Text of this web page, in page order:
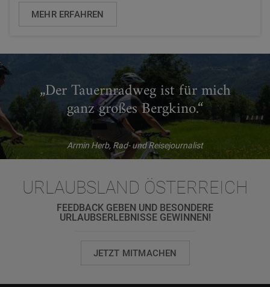
MEHR ERFAHREN
„Der Tauernradweg ist für mich
ganz großes Bergkino.“
Armin Herb, Rad- und Reisejournalist
URLAUBSLAND ÖSTERREICH
FEEDBACK GEBEN UND BESONDERE
URLAUBSERLEBNISSE GEWINNEN!
JETZT MITMACHEN